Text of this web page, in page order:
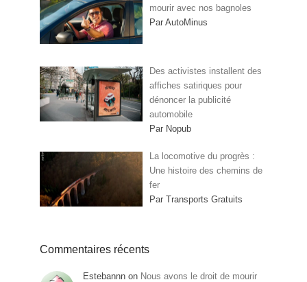
mourir avec nos bagnoles
Par AutoMinus
Des activistes installent des
affiches satiriques pour
dénoncer la publicité
automobile
Par Nopub
La locomotive du progrès :
Une histoire des chemins de
fer
Par Transports Gratuits
Commentaires récents
Estebannn on Nous avons le droit de mourir